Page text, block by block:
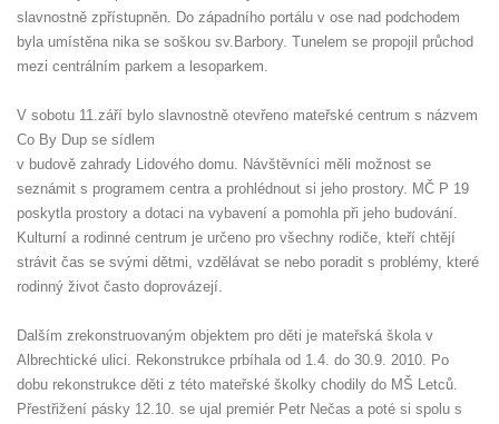
slavnostně zpřístupněn. Do západního portálu v ose nad podchodem
byla umístěna nika se soškou sv.Barbory. Tunelem se propojil průchod
mezi centrálním parkem a lesoparkem.
V sobotu 11.září bylo slavnostně otevřeno mateřské centrum s názvem
Co By Dup se sídlem
v budově zahrady Lidového domu. Návštěvníci měli možnost se
seznámit s programem centra a prohlédnout si jeho prostory. MČ P 19
poskytla prostory a dotaci na vybavení a pomohla při jeho budování.
Kulturní a rodinné centrum je určeno pro všechny rodiče, kteří chtějí
strávit čas se svými dětmi, vzdělávat se nebo poradit s problémy, které
rodinný život často doprovázejí.
Dalším zrekonstruovaným objektem pro děti je mateřská škola v
Albrechtické ulici. Rekonstrukce prbíhala od 1.4. do 30.9. 2010. Po
dobu rekonstrukce děti z této mateřské školky chodily do MŠ Letců.
Přestřižení pásky 12.10. se ujal premiér Petr Nečas a poté si spolu s